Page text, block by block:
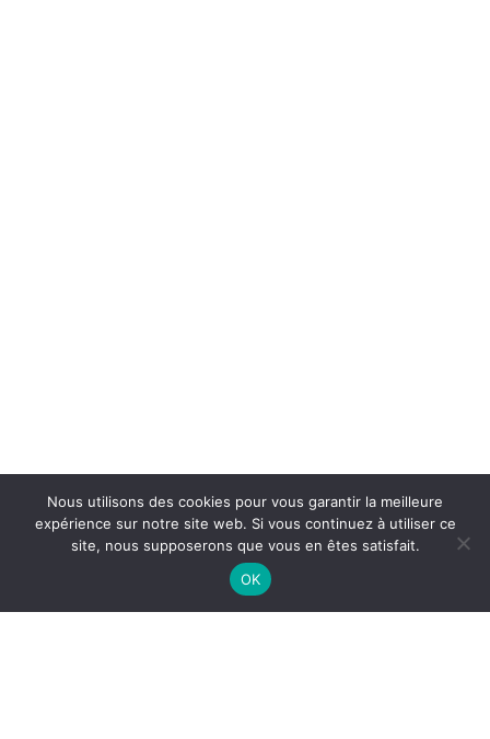
Nous utilisons des cookies pour vous garantir la meilleure
expérience sur notre site web. Si vous continuez à utiliser ce
site, nous supposerons que vous en êtes satisfait.
OK